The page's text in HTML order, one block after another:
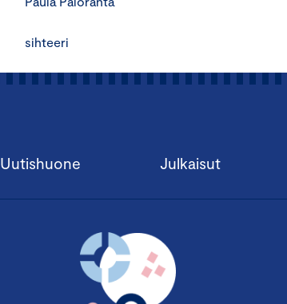
sihteeri
Uutishuone Julkaisut